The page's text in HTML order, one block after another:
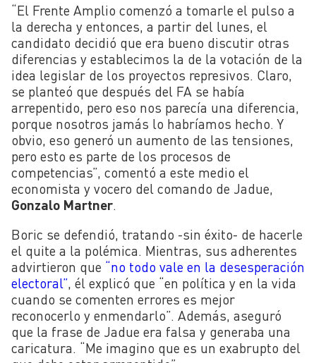
“El Frente Amplio comenzó a tomarle el pulso a
la derecha y entonces, a partir del lunes, el
candidato decidió que era bueno discutir otras
diferencias y establecimos la de la votación de la
idea legislar de los proyectos represivos. Claro,
se planteó que después del FA se había
arrepentido, pero eso nos parecía una diferencia,
porque nosotros jamás lo habríamos hecho. Y
obvio, eso generó un aumento de las tensiones,
pero esto es parte de los procesos de
competencias”, comentó a este medio el
economista y vocero del comando de Jadue,
Gonzalo Martner.
Boric se defendió, tratando -sin éxito- de hacerle
el quite a la polémica. Mientras, sus adherentes
advirtieron que “no todo vale en la desesperación
electoral”, él explicó que “en política y en la vida
cuando se comenten errores es mejor
reconocerlo y enmendarlo”. Además, aseguró
que la frase de Jadue era falsa y generaba una
caricatura. “Me imagino que es un exabrupto del